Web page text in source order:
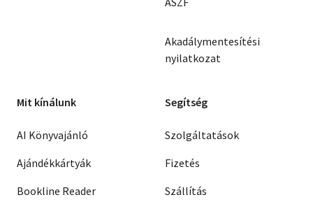
Akadálymentesítési
nyilatkozat
Mit kínálunk
AI Könyvajánló
Ajándékkártyák
Bookline Reader
Segítség
Szolgáltatások
Fizetés
Szállítás